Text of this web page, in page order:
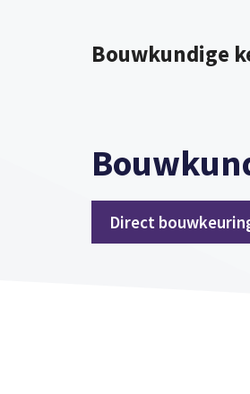
Bouwkundige
Direct